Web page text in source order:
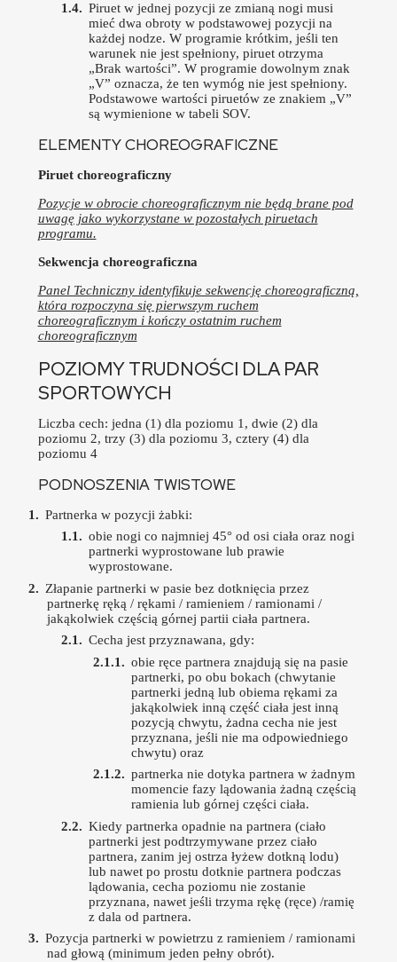
Piruet w jednej pozycji ze zmianą nogi musi
mieć dwa obroty w podstawowej pozycji na
każdej nodze. W programie krótkim, jeśli ten
warunek nie jest spełniony, piruet otrzyma
„Brak wartości”. W programie dowolnym znak
„V” oznacza, że ten wymóg nie jest spełniony.
Podstawowe wartości piruetów ze znakiem „V”
są wymienione w tabeli SOV.
ELEMENTY CHOREOGRAFICZNE
Piruet choreograficzny
Pozycje w obrocie choreograficznym nie będą brane pod
uwagę jako wykorzystane w pozostałych piruetach
programu.
Sekwencja choreograficzna
Panel Techniczny identyfikuje sekwencję choreograficzną,
która rozpoczyna się pierwszym ruchem
choreograficznym i kończy ostatnim ruchem
choreograficznym
POZIOMY TRUDNOŚCI DLA PAR
SPORTOWYCH
Liczba cech: jedna (1) dla poziomu 1, dwie (2) dla
poziomu 2, trzy (3) dla poziomu 3, cztery (4) dla
poziomu 4
PODNOSZENIA TWISTOWE
Partnerka w pozycji żabki:
obie nogi co najmniej 45° od osi ciała oraz nogi
partnerki wyprostowane lub prawie
wyprostowane.
Złapanie partnerki w pasie bez dotknięcia przez
partnerkę ręką / rękami / ramieniem / ramionami /
jakąkolwiek częścią górnej partii ciała partnera.
Cecha jest przyznawana, gdy:
obie ręce partnera znajdują się na pasie
partnerki, po obu bokach (chwytanie
partnerki jedną lub obiema rękami za
jakąkolwiek inną część ciała jest inną
pozycją chwytu, żadna cecha nie jest
przyznana, jeśli nie ma odpowiedniego
chwytu) oraz
partnerka nie dotyka partnera w żadnym
momencie fazy lądowania żadną częścią
ramienia lub górnej części ciała.
Kiedy partnerka opadnie na partnera (ciało
partnerki jest podtrzymywane przez ciało
partnera, zanim jej ostrza łyżew dotkną lodu)
lub nawet po prostu dotknie partnera podczas
lądowania, cecha poziomu nie zostanie
przyznana, nawet jeśli trzyma rękę (ręce) /ramię
z dala od partnera.
Pozycja partnerki w powietrzu z ramieniem / ramionami
nad głową (minimum jeden pełny obrót).